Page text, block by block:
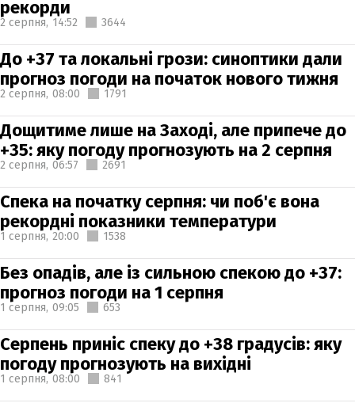
рекорди
2 серпня, 14:52 3644
До +37 та локальні грози: синоптики дали
прогноз погоди на початок нового тижня
2 серпня, 08:00 1791
Дощитиме лише на Заході, але припече до
+35: яку погоду прогнозують на 2 серпня
2 серпня, 06:57 2691
Спека на початку серпня: чи поб'є вона
рекордні показники температури
1 серпня, 20:00 1538
Без опадів, але із сильною спекою до +37:
прогноз погоди на 1 серпня
1 серпня, 09:05 653
Серпень приніс спеку до +38 градусів: яку
погоду прогнозують на вихідні
1 серпня, 08:00 841